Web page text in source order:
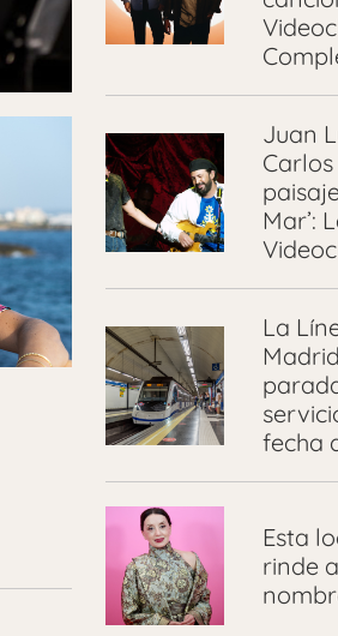
Juan
Mar’:
La
fecha
Esta
rinde